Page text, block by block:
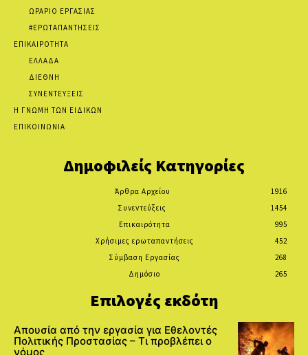
ΩΡΑΡΙΟ ΕΡΓΑΣΙΑΣ
#ΕΡΩΤΑΠΑΝΤΗΣΕΙΣ
ΕΠΙΚΑΙΡΟΤΗΤΑ
ΕΛΛΑΔΑ
ΔΙΕΘΝΗ
ΣΥΝΕΝΤΕΥΞΕΙΣ
Η ΓΝΩΜΗ ΤΩΝ ΕΙΔΙΚΩΝ
ΕΠΙΚΟΙΝΩΝΙΑ
Δημοφιλείς Κατηγορίες
Άρθρα Αρχείου
1916
Συνεντεύξεις
1454
Επικαιρότητα
995
Χρήσιμες ερωταπαντήσεις
452
Σύμβαση Εργασίας
268
Δημόσιο
265
Επιλογές εκδότη
Απουσία από την εργασία για Εθελοντές
Πολιτικής Προστασίας – Τι προβλέπει ο
νόμος